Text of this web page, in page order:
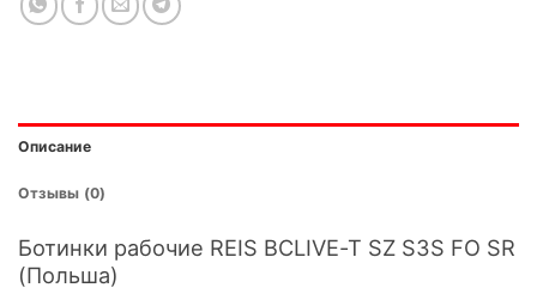
Описание
Отзывы (0)
Ботинки рабочие REIS BCLIVE-T SZ S3S FO SR
(Польша)